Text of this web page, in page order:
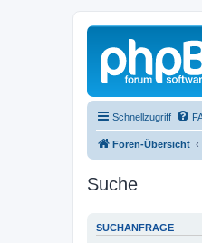
Schnellzugriff
Foren-Übersicht
Suche
SUCHANFRAGE